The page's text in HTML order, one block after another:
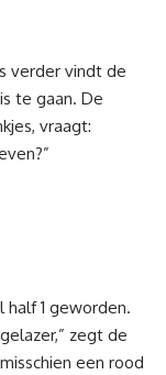
verder vindt de
te gaan. De
vraagt:
1 geworden.
zegt de
een rood